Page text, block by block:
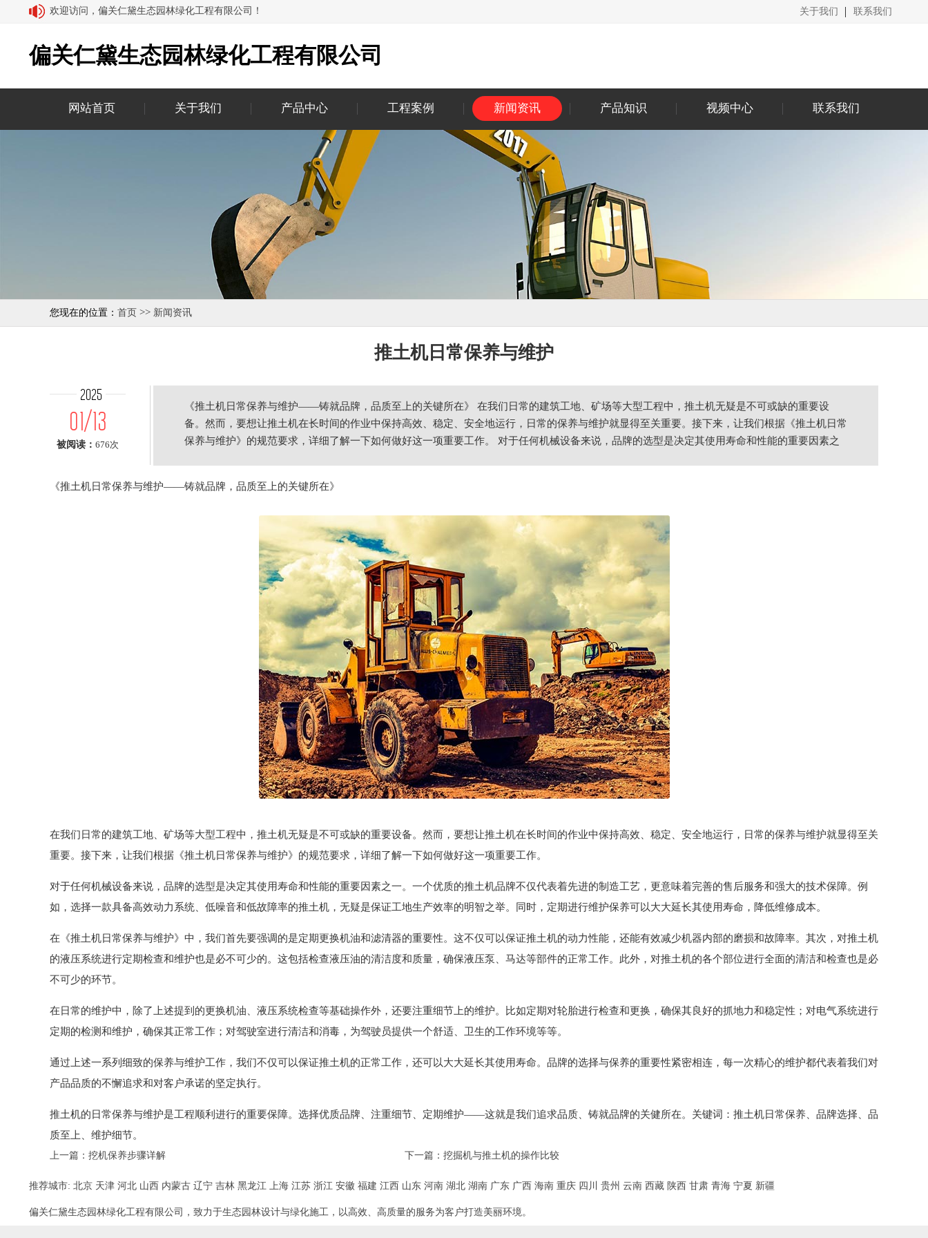
欢迎访问，偏关仁黛生态园林绿化工程有限公司！ 关于我们 联系我们
偏关仁黛生态园林绿化工程有限公司
网站首页 关于我们 产品中心 工程案例 新闻资讯 产品知识 视频中心 联系我们
您现在的位置： 首页 >> 新闻资讯
推土机日常保养与维护
2025
01/13
被阅读： 676次
《推土机日常保养与维护——铸就品牌，品质至上的关键所在》 在我们日常的建筑工地、矿场等大型工程中，推土机无疑是不可或缺的重要设
备。然而，要想让推土机在长时间的作业中保持高效、稳定、安全地运行，日常的保养与维护就显得至关重要。接下来，让我们根据《推土机日常
保养与维护》的规范要求，详细了解一下如何做好这一项重要工作。 对于任何机械设备来说，品牌的选型是决定其使用寿命和性能的重要因素之
《推土机日常保养与维护——铸就品牌，品质至上的关键所在》
在我们日常的建筑工地、矿场等大型工程中，推土机无疑是不可或缺的重要设备。然而，要想让推土机在长时间的作业中保持高效、稳定、安全地运行，日常的保养与维护就显得至关
重要。接下来，让我们根据《推土机日常保养与维护》的规范要求，详细了解一下如何做好这一项重要工作。
对于任何机械设备来说，品牌的选型是决定其使用寿命和性能的重要因素之一。一个优质的推土机品牌不仅代表着先进的制造工艺，更意味着完善的售后服务和强大的技术保障。例
如，选择一款具备高效动力系统、低噪音和低故障率的推土机，无疑是保证工地生产效率的明智之举。同时，定期进行维护保养可以大大延长其使用寿命，降低维修成本。
在《推土机日常保养与维护》中，我们首先要强调的是定期更换机油和滤清器的重要性。这不仅可以保证推土机的动力性能，还能有效减少机器内部的磨损和故障率。其次，对推土机
的液压系统进行定期检查和维护也是必不可少的。这包括检查液压油的清洁度和质量，确保液压泵、马达等部件的正常工作。此外，对推土机的各个部位进行全面的清洁和检查也是必
不可少的环节。
在日常的维护中，除了上述提到的更换机油、液压系统检查等基础操作外，还要注重细节上的维护。比如定期对轮胎进行检查和更换，确保其良好的抓地力和稳定性；对电气系统进行
定期的检测和维护，确保其正常工作；对驾驶室进行清洁和消毒，为驾驶员提供一个舒适、卫生的工作环境等等。
通过上述一系列细致的保养与维护工作，我们不仅可以保证推土机的正常工作，还可以大大延长其使用寿命。品牌的选择与保养的重要性紧密相连，每一次精心的维护都代表着我们对
产品品质的不懈追求和对客户承诺的坚定执行。
推土机的日常保养与维护是工程顺利进行的重要保障。选择优质品牌、注重细节、定期维护——这就是我们追求品质、铸就品牌的关健所在。关键词：推土机日常保养、品牌选择、品
质至上、维护细节。
上一篇： 挖机保养步骤详解 下一篇： 挖掘机与推土机的操作比较
推荐城市: 北京 天津 河北 山西 内蒙古 辽宁 吉林 黑龙江 上海 江苏 浙江 安徽 福建 江西 山东 河南 湖北 湖南 广东 广西 海南 重庆 四川 贵州 云南 西藏 陕西 甘肃 青海 宁夏 新疆
偏关仁黛生态园林绿化工程有限公司，致力于生态园林设计与绿化施工，以高效、高质量的服务为客户打造美丽环境。